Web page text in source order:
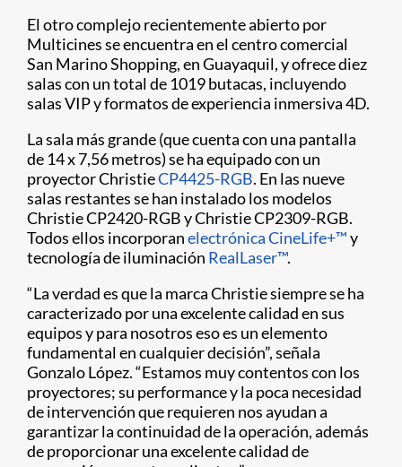
El otro complejo recientemente abierto por
Multicines se encuentra en el centro comercial
San Marino Shopping, en Guayaquil, y ofrece diez
salas con un total de 1019 butacas, incluyendo
salas VIP y formatos de experiencia inmersiva 4D.
La sala más grande (que cuenta con una pantalla
de 14 x 7,56 metros) se ha equipado con un
proyector ChristieCP4425-RGB. En las nueve
salas restantes se han instalado los modelos
Christie CP2420-RGB y Christie CP2309-RGB.
Todos ellos incorporanelectrónica CineLife+™y
tecnología de iluminación RealLaser™.
“La verdad es que la marca Christie siempre se ha
caracterizado por una excelente calidad en sus
equipos y para nosotros eso es un elemento
fundamental en cualquier decisión”, señala
Gonzalo López. “Estamos muy contentos con los
proyectores; su performance y la poca necesidad
de intervención que requieren nos ayudan a
garantizar la continuidad de la operación, además
de proporcionar una excelente calidad de